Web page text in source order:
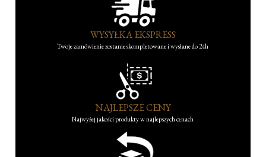
WYSYŁKA EKSPRESS
Twoje zamówienie zostanie skompletowane i wysłane do 24h
NAJLEPSZE CENY
Najwyżej jakości produkty w najlepszych cenach